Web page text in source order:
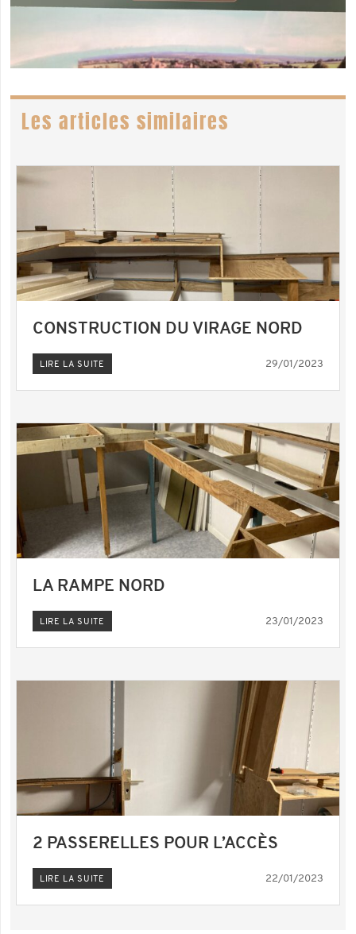
Les articles similaires
CONSTRUCTION DU VIRAGE NORD
LIRE LA SUITE 29/01/2023
LA RAMPE NORD
LIRE LA SUITE 23/01/2023
2 PASSERELLES POUR L’ACCÈS
LIRE LA SUITE 22/01/2023